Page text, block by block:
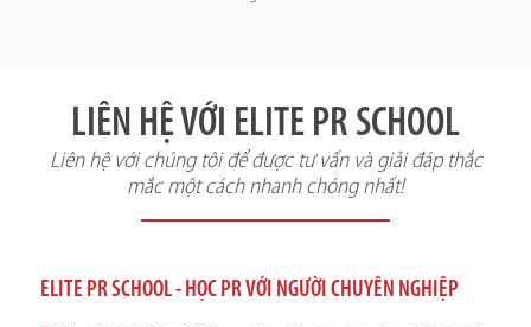
LIÊN HỆ VỚI ELITE PR SCHOOL
Liên hệ với chúng tôi để được tư vấn và giải đáp thắc
mắc một cách nhanh chóng nhất!
ELITE PR SCHOOL - HỌC PR VỚI NGƯỜI CHUYÊN NGHIỆP